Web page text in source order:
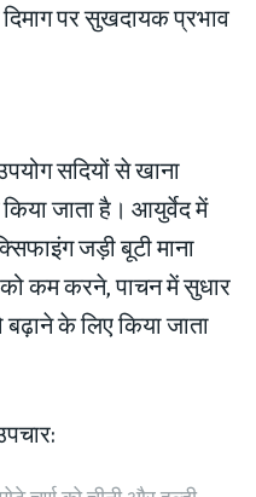
पर सुखदायक प्रभाव
सदियों से खाना
जाता है। आयुर्वेद में
जड़ी बूटी माना
कम करने, पाचन में सुधार
के लिए किया जाता